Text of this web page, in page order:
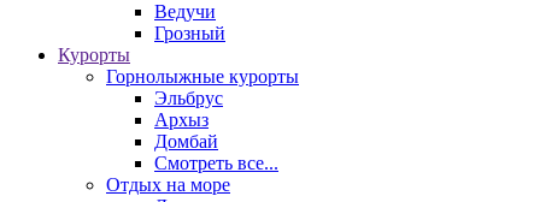
Ведучи
Грозный
Курорты
Горнолыжные курорты
Эльбрус
Архыз
Домбай
Смотреть все...
Отдых на море